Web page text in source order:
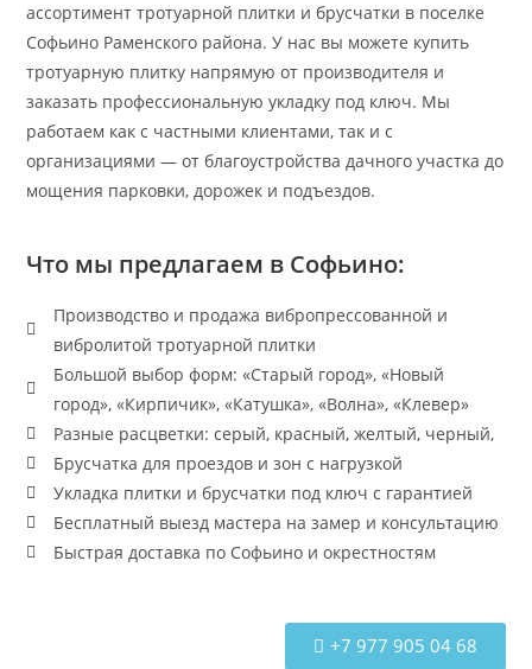
+7 977 905 04 68
ассортимент тротуарной плитки и брусчатки в поселке
Софьино Раменского района. У нас вы можете купить
тротуарную плитку напрямую от производителя и
заказать профессиональную укладку под ключ. Мы
работаем как с частными клиентами, так и с
организациями — от благоустройства дачного участка до
мощения парковки, дорожек и подъездов.
Что мы предлагаем в Софьино:
Производство и продажа вибропрессованной и
вибролитой тротуарной плитки
Большой выбор форм: «Старый город», «Новый
город», «Кирпичик», «Катушка», «Волна», «Клевер»
Разные расцветки: серый, красный, желтый, черный,
Брусчатка для проездов и зон с нагрузкой
Укладка плитки и брусчатки под ключ с гарантией
Бесплатный выезд мастера на замер и консультацию
Быстрая доставка по Софьино и окрестностям